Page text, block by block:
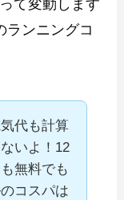
て変動します
ランニングコ
代も計算
いよ！12
無料でも
コスパは